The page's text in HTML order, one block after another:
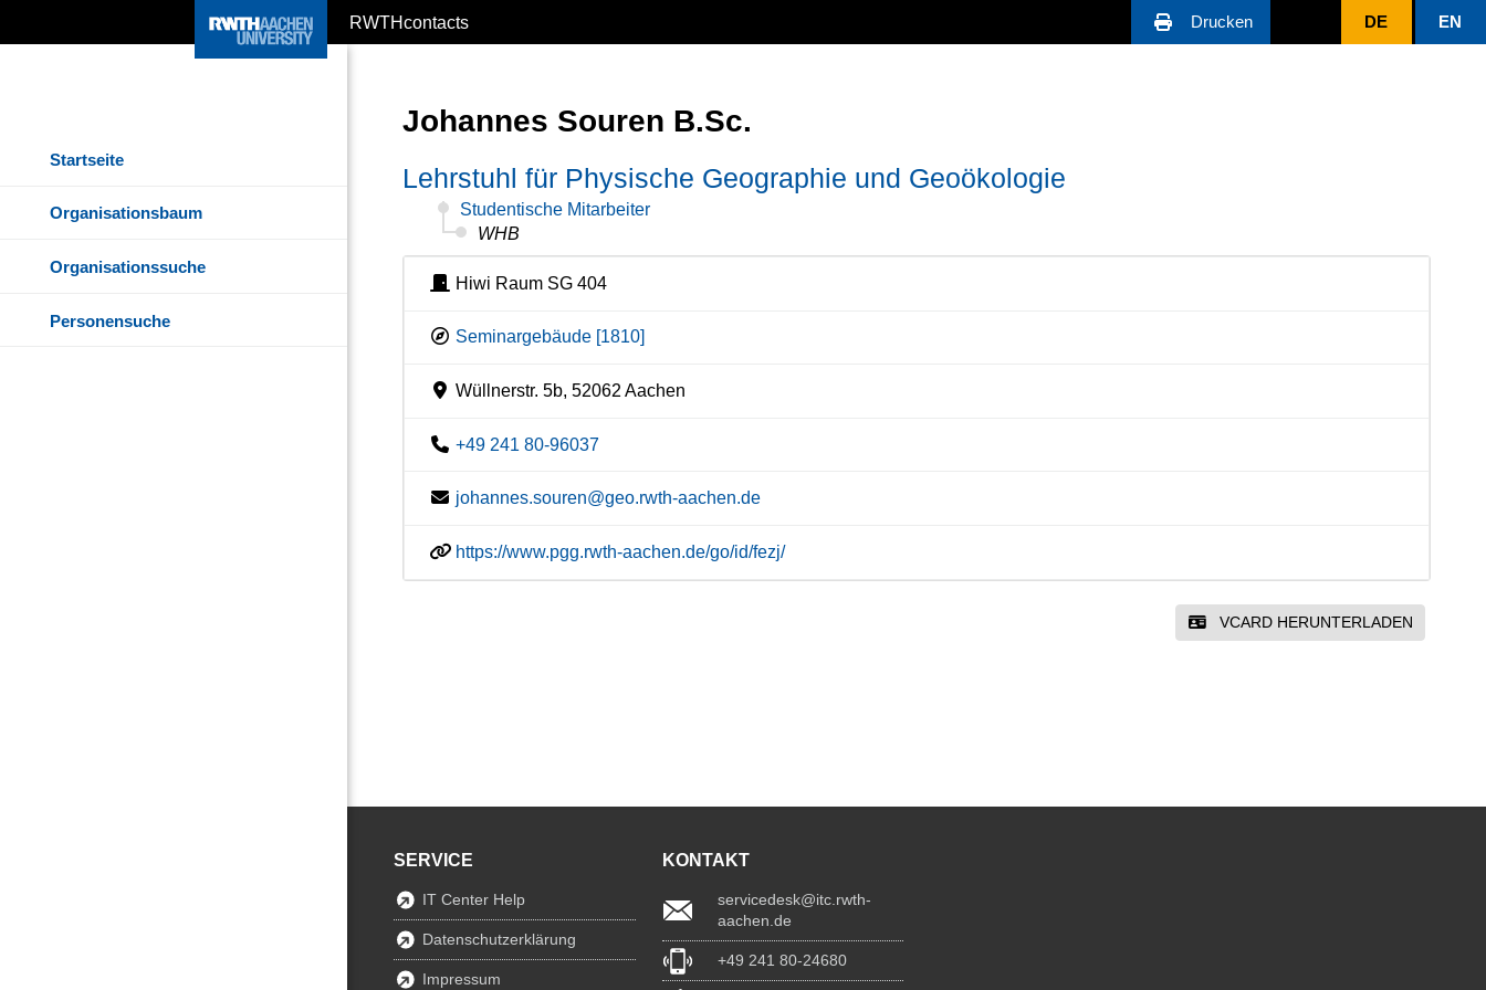
RWTHcontacts Drucken DE EN
Startseite
Organisationsbaum
Organisationssuche
Personensuche
Johannes Souren B.Sc.
Lehrstuhl für Physische Geographie und Geoökologie
Studentische Mitarbeiter
WHB
Hiwi Raum SG 404
Seminargebäude [1810]
Wüllnerstr. 5b, 52062 Aachen
+49 241 80-96037
johannes.souren@geo.rwth-aachen.de
https://www.pgg.rwth-aachen.de/go/id/fezj/
VCARD HERUNTERLADEN
SERVICE
IT Center Help
Datenschutzerklärung
Impressum
KONTAKT
servicedesk@itc.rwth-
aachen.de
+49 241 80-24680